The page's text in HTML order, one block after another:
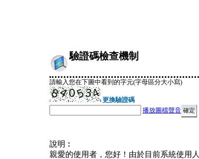
驗證碼檢查機制
請輸入您在下圖中看到的字元(字母區分大小寫)
更換驗證碼
播放圖檔聲音
說明︰
親愛的使用者，您好！由於目前系統使用